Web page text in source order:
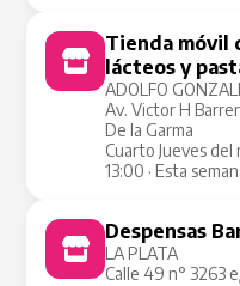
Tienda móvil
lácteos y
ADOLFO
Av. Victor H
De la Garma
Cuarto Jueves
13:00 · Esta
Despensas
LA PLATA
Calle 49 n° 3263